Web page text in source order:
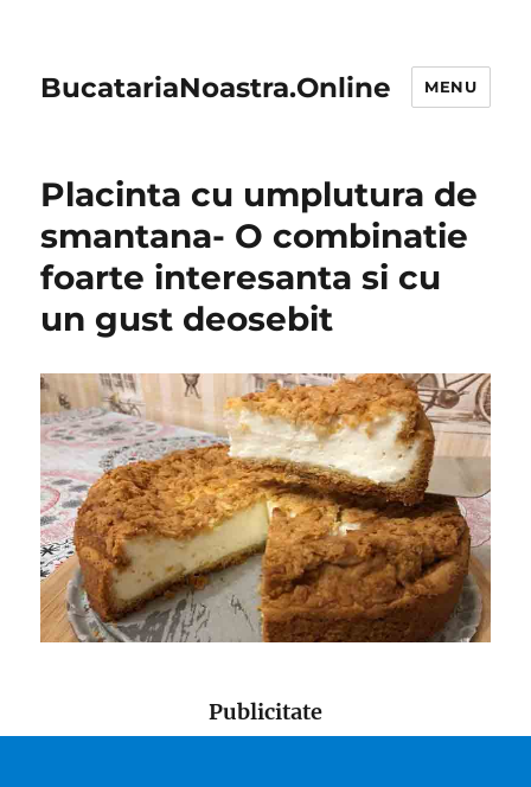
BucatariaNoastra.Online MENU
Placinta cu umplutura de
smantana- O combinatie
foarte interesanta si cu
un gust deosebit
Publicitate